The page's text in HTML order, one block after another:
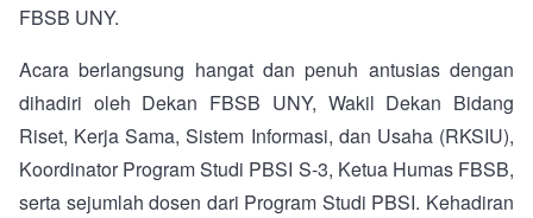
FBSB UNY.
Acara berlangsung hangat dan penuh antusias dengan
dihadiri oleh Dekan FBSB UNY, Wakil Dekan Bidang
Riset, Kerja Sama, Sistem Informasi, dan Usaha (RKSIU),
Koordinator Program Studi PBSI S-3, Ketua Humas FBSB,
serta sejumlah dosen dari Program Studi PBSI. Kehadiran